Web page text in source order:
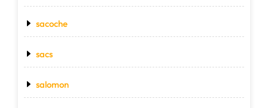
sacoche
sacs
salomon